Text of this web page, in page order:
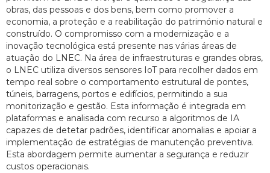
obras, das pessoas e dos bens, bem como promover a
economia, a proteção e a reabilitação do património natural e
construído. O compromisso com a modernização e a
inovação tecnológica está presente nas várias áreas de
atuação do LNEC. Na área de infraestruturas e grandes obras,
o LNEC utiliza diversos sensores IoT para recolher dados em
tempo real sobre o comportamento estrutural de pontes,
túneis, barragens, portos e edifícios, permitindo a sua
monitorização e gestão. Esta informação é integrada em
plataformas e analisada com recurso a algoritmos de IA
capazes de detetar padrões, identificar anomalias e apoiar a
implementação de estratégias de manutenção preventiva.
Esta abordagem permite aumentar a segurança e reduzir
custos operacionais.